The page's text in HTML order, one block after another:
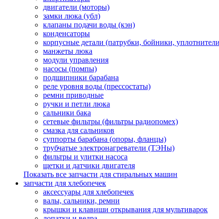
двигатели (моторы)
замки люка (убл)
клапаны подачи воды (кэн)
конденсаторы
корпусные детали (патрубки, бойники,
манжеты люка
модули управления
насосы (помпы)
подшипники барабана
реле уровня воды (прессостаты)
ремни приводные
ручки и петли люка
сальники бака
сетевые фильтры (фильтры радиопомех)
смазка для сальников
суппорты барабана (опоры, фланцы)
трубчатые электронагреватели (ТЭНы)
фильтры и улитки насоса
щетки и датчики двигателя
Показать все запчасти для стиральных машин
запчасти для хлебопечек
аксессуары для хлебопечек
валы, сальники, ремни
крышки и клавиши открывания для мультиварок